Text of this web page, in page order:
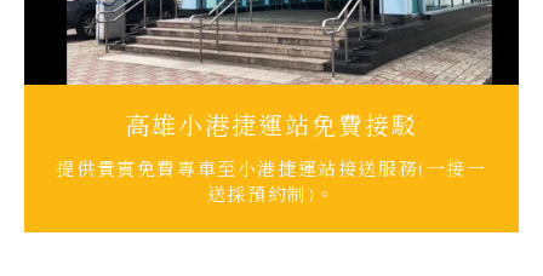
高雄小港捷運站免費接駁
提供貴賓免費專車至小港捷運站接送服務(一接一
送採預約制)。